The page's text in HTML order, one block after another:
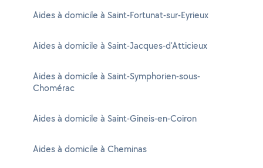
Aides à domicile à Saint-Fortunat-sur-Eyrieux
Aides à domicile à Saint-Jacques-d'Atticieux
Aides à domicile à Saint-Symphorien-sous-
Chomérac
Aides à domicile à Saint-Gineis-en-Coiron
Aides à domicile à Cheminas